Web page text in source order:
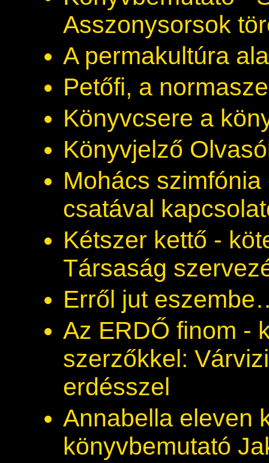
Asszonysorsok
A permakultúra
Petőfi, a
Könyvcsere a
Könyvjelző
Mohács
csatával
Kétszer kettő -
Társaság
Erről jut
Az ERDŐ finom -
szerzőkkel:
erdésszel
Annabella eleven
könyvbemutató